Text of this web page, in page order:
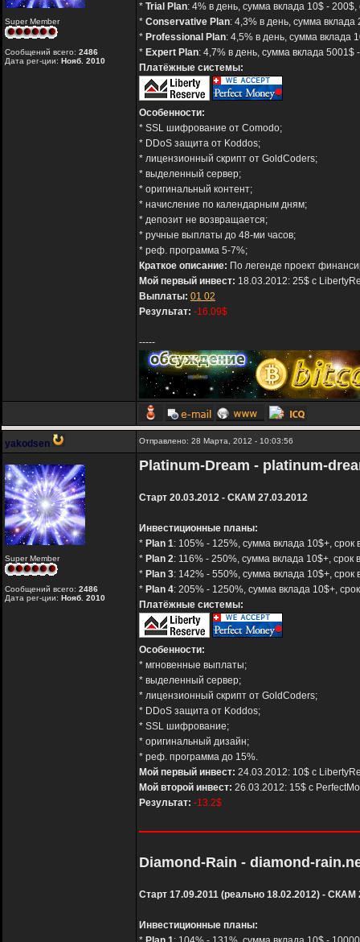
Super Member
Сообщений всего: 2486
Дата рег-ции: Нояб. 2010
* Trial Plan: 4% в день, сумма вклада 10$ -
* Conservative Plan: 4,3% в день, сумма
* Professional Plan: 4,5% в день, сумма вклада
* Expert Plan: 4,7% в день, сумма вклада
Платёжные системы:
Особенности:
* SSL шифрование от Comodo;
* DDoS защита от Koddos;
* лицензионный скрипт от GoldCoders;
* выделенный сервер;
* оригинальный контент;
* начисление по календарным дням;
* депозит не возвращается;
* ручные выплаты до 48-ми часов;
* реф. программа 5-7%;
Краткое описание: По легенде проект
Мой первый инвест: 18.03.2012: 25$ с
Выплаты: 01 02
Результат: -16.09$
-----
yakodsen Отправлено: 28 Марта, 2012 - 10:03:56
Super Member
Сообщений всего: 2486
Дата рег-ции: Нояб. 2010
Platinum-Dream - platinum-
Старт 20.03.2012 - СКАМ 27.03.2012
Инвестиционные планы:
* Plan 1: 105% - 125%, сумма вклада 10$+, срок
* Plan 2: 116% - 250%, сумма вклада 10$+, срок
* Plan 3: 142% - 550%, сумма вклада 10$+, срок
* Plan 4: 205% - 1250%, сумма вклада 10$+,
Платёжные системы:
Особенности:
* мгновенные выплаты;
* выделенный сервер;
* лицензионный скрипт от GoldCoders;
* DDoS защита от Koddos;
* SSL шифрование;
* оригинальный дизайн;
* реф. программа до 15%.
Мой первый инвест: 24.03.2012: 10$ с
Мой второй инвест: 26.03.2012: 15$ с
Результат: -13.2$
Diamond-Rain - diamond-
Старт 17.09.2011 (реально 18.02.2012) - СКАМ
Инвестиционные планы: